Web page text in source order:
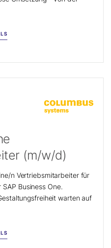
(m/w/d)
n Vertriebsmitarbeiter für
Business One.
warten auf